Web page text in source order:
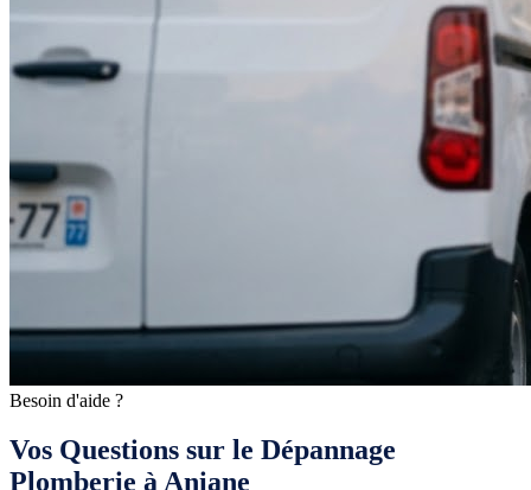
Besoin d'aide ?
Vos Questions sur le Dépannage
Plomberie à Aniane